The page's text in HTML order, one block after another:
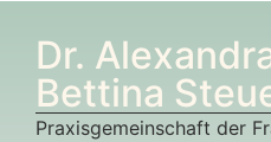
Dr.
Bettina
Praxisgemeinschaft der